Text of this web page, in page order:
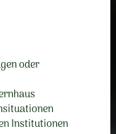
oder
Institutionen